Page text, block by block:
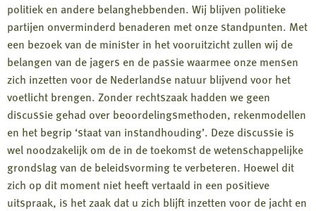
politiek en andere belanghebbenden. Wij blijven politieke
partijen onverminderd benaderen met onze standpunten. Met
een bezoek van de minister in het vooruitzicht zullen wij de
belangen van de jagers en de passie waarmee onze mensen
zich inzetten voor de Nederlandse natuur blijvend voor het
voetlicht brengen. Zonder rechtszaak hadden we geen
discussie gehad over beoordelingsmethoden, rekenmodellen
en het begrip ‘staat van instandhouding’. Deze discussie is
wel noodzakelijk om de in de toekomst de wetenschappelijke
grondslag van de beleidsvorming te verbeteren. Hoewel dit
zich op dit moment niet heeft vertaald in een positieve
uitspraak, is het zaak dat u zich blijft inzetten voor de jacht en